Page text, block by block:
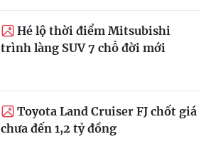
Hé lộ thời điểm Mitsubishi
trình làng SUV 7 chỗ đời mới
Toyota Land Cruiser FJ chốt giá
chưa đến 1,2 tỷ đồng